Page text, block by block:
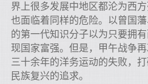
界上很多发展中地区都沦为西
也面临着同样的危险。以曾国
的第一代知识分子以为只要拥
现国家富强。但是，甲午战争
三十余年的洋务运动的失败，
民族复兴的追求。